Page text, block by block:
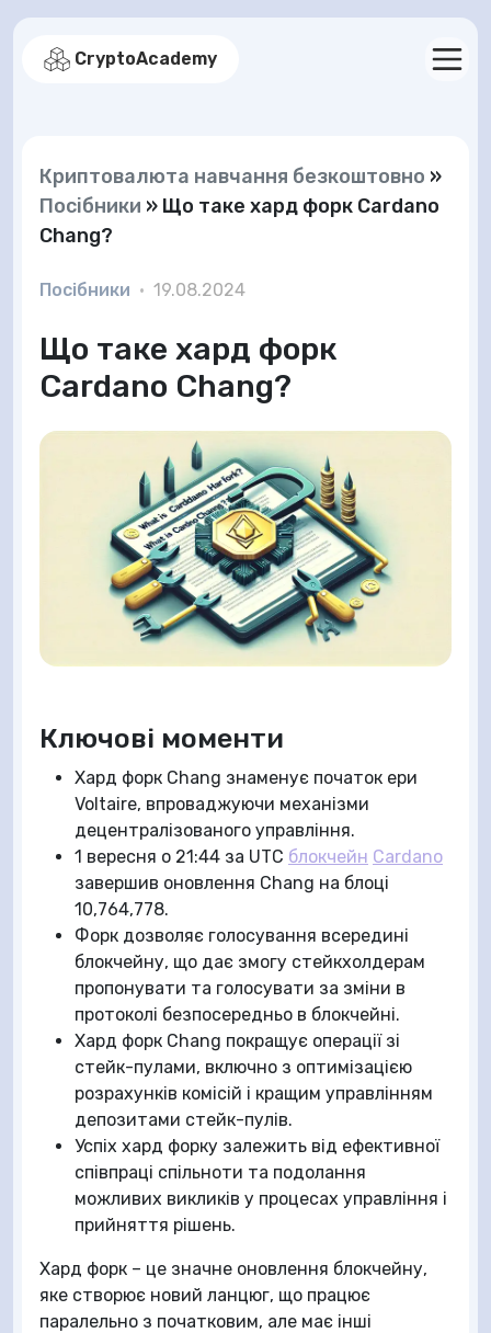
CryptoAcademy
Криптовалюта навчання безкоштовно »
Посібники » Що таке хард форк Cardano
Chang?
Посібники • 19.08.2024
Що таке хард форк
Cardano Chang?
Ключові моменти
Хард форк Chang знаменує початок ери
Voltaire, впроваджуючи механізми
децентралізованого управління.
1 вересня о 21:44 за UTC блокчейн Cardano
завершив оновлення Chang на блоці
10,764,778.
Форк дозволяє голосування всередині
блокчейну, що дає змогу стейкхолдерам
пропонувати та голосувати за зміни в
протоколі безпосередньо в блокчейні.
Хард форк Chang покращує операції зі
стейк-пулами, включно з оптимізацією
розрахунків комісій і кращим управлінням
депозитами стейк-пулів.
Успіх хард форку залежить від ефективної
співпраці спільноти та подолання
можливих викликів у процесах управління і
прийняття рішень.
Хард форк – це значне оновлення блокчейну,
яке створює новий ланцюг, що працює
паралельно з початковим, але має інші